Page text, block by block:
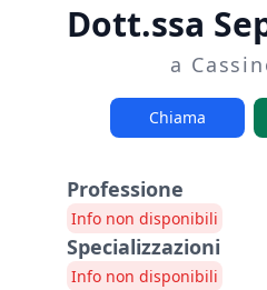
Dott.ssa
a
Chiama
Professione
Info non disponibili
Specializzazioni
Info non disponibili